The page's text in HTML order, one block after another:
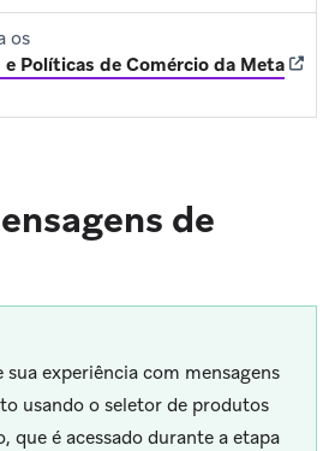
os
e Políticas de Comércio da Meta
de
sua experiência com mensagens
usando o seletor de produtos
que é acessado durante a etapa